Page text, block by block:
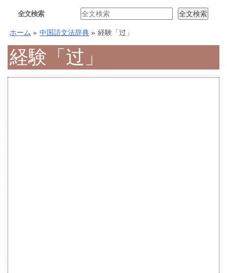
t
i
全文検索
ホーム » 中国語文法辞典 » 経験「过」
経験「过」